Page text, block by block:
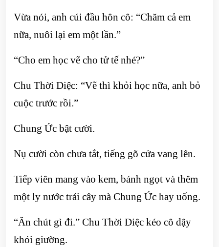
Vừa nói, anh cúi đầu hôn cô: “Chăm cả em
nữa, nuôi lại em một lần.”
“Cho em học vẽ cho tử tế nhé?”
Chu Thời Diệc: “Vẽ thì khỏi học nữa, anh bỏ
cuộc trước rồi.”
Chung Ức bật cười.
Nụ cười còn chưa tắt, tiếng gõ cửa vang lên.
Tiếp viên mang vào kem, bánh ngọt và thêm
một ly nước trái cây mà Chung Ức hay uống.
“Ăn chút gì đi.” Chu Thời Diệc kéo cô dậy
khỏi giường.